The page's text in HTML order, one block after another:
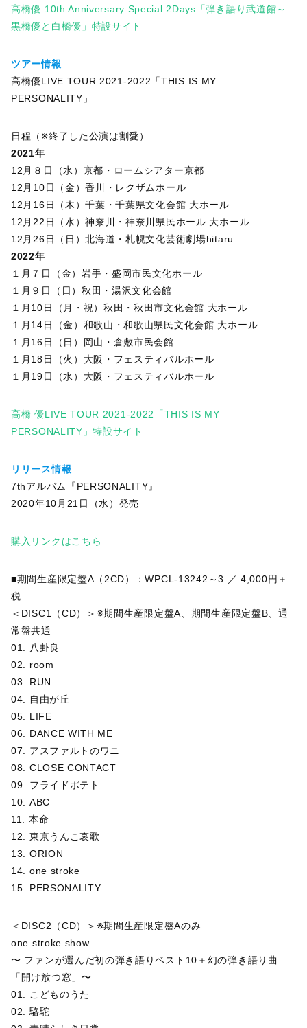
高橋優 10th Anniversary Special 2Days「弾き語り武道館～
黒橋優と白橋優」特設サイト
ツアー情報
高橋優LIVE TOUR 2021-2022「THIS IS MY
PERSONALITY」
日程（※終了した公演は割愛）
2021年
12月８日（水）京都・ロームシアター京都
12月10日（金）香川・レクザムホール
12月16日（木）千葉・千葉県文化会館 大ホール
12月22日（水）神奈川・神奈川県民ホール 大ホール
12月26日（日）北海道・札幌文化芸術劇場hitaru
2022年
１月７日（金）岩手・盛岡市民文化ホール
１月９日（日）秋田・湯沢文化会館
１月10日（月・祝）秋田・秋田市文化会館 大ホール
１月14日（金）和歌山・和歌山県民文化会館 大ホール
１月16日（日）岡山・倉敷市民会館
１月18日（火）大阪・フェスティバルホール
１月19日（水）大阪・フェスティバルホール
高橋 優LIVE TOUR 2021-2022「THIS IS MY
PERSONALITY」特設サイト
リリース情報
7thアルバム『PERSONALITY』
2020年10月21日（水）発売
購入リンクはこちら
■期間生産限定盤A（2CD）：WPCL-13242～3 ／ 4,000円＋
税
＜DISC1（CD）＞※期間生産限定盤A、期間生産限定盤B、通
常盤共通
01. 八卦良
02. room
03. RUN
04. 自由が丘
05. LIFE
06. DANCE WITH ME
07. アスファルトのワニ
08. CLOSE CONTACT
09. フライドポテト
10. ABC
11. 本命
12. 東京うんこ哀歌
13. ORION
14. one stroke
15. PERSONALITY
＜DISC2（CD）＞※期間生産限定盤Aのみ
one stroke show
〜 ファンが選んだ初の弾き語りベスト10＋幻の弾き語り曲
「開け放つ窓」〜
01. こどものうた
02. 駱駝